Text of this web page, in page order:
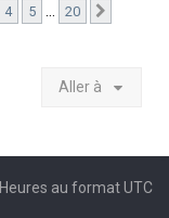
4 5 … 20
Aller à
Heures au formatUTC